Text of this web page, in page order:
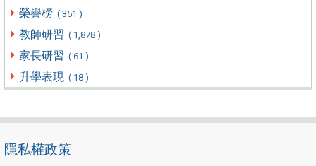
榮譽榜 ( 351 )
教師研習 ( 1,878 )
家長研習 ( 61 )
升學表現 ( 18 )
隱私權政策